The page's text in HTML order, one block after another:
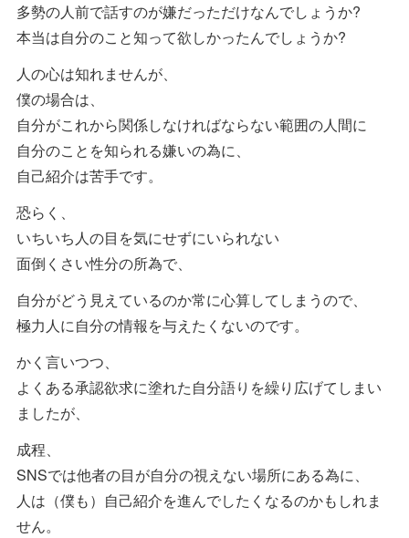
多勢の人前で話すのが嫌だっただけなんでしょうか?
本当は自分のこと知って欲しかったんでしょうか?
人の心は知れませんが、
僕の場合は、
自分がこれから関係しなければならない範囲の人間に
自分のことを知られる嫌いの為に、
自己紹介は苦手です。
恐らく、
いちいち人の目を気にせずにいられない
面倒くさい性分の所為で、
自分がどう見えているのか常に心算してしまうので、
極力人に自分の情報を与えたくないのです。
かく言いつつ、
よくある承認欲求に塗れた自分語りを繰り広げてしまい
ましたが、
成程、
SNSでは他者の目が自分の視えない場所にある為に、
人は（僕も）自己紹介を進んでしたくなるのかもしれま
せん。